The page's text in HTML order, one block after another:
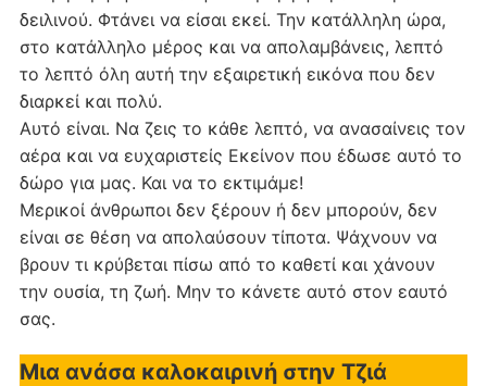
δειλινού. Φτάνει να είσαι εκεί. Την κατάλληλη ώρα,
στο κατάλληλο μέρος και να απολαμβάνεις, λεπτό
το λεπτό όλη αυτή την εξαιρετική εικόνα που δεν
διαρκεί και πολύ.
Αυτό είναι. Να ζεις το κάθε λεπτό, να ανασαίνεις τον
αέρα και να ευχαριστείς Εκείνον που έδωσε αυτό το
δώρο για μας. Και να το εκτιμάμε!
Μερικοί άνθρωποι δεν ξέρουν ή δεν μπορούν, δεν
είναι σε θέση να απολαύσουν τίποτα. Ψάχνουν να
βρουν τι κρύβεται πίσω από το καθετί και χάνουν
την ουσία, τη ζωή. Μην το κάνετε αυτό στον εαυτό
σας.
Μια ανάσα καλοκαιρινή στην Τζιά